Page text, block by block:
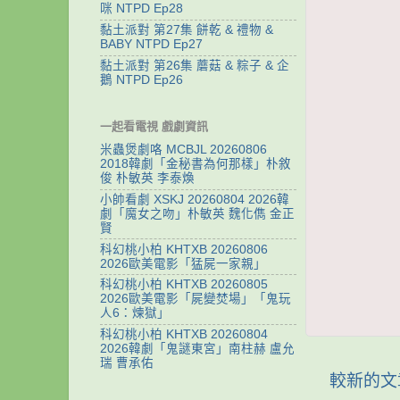
較新的
咪 NTPD Ep28
黏土派對 第27集 餅乾 & 禮物 &
BABY NTPD Ep27
黏土派對 第26集 蘑菇 & 粽子 & 企
鵝 NTPD Ep26
一起看電視 戲劇資訊
米蟲煲劇咯 MCBJL 20260806
2018韓劇「金秘書為何那樣」朴敘
俊 朴敏英 李泰煥
小帥看劇 XSKJ 20260804 2026韓
劇「魔女之吻」朴敏英 魏化儁 金正
賢
科幻桃小柏 KHTXB 20260806
2026歐美電影「猛屍一家親」
科幻桃小柏 KHTXB 20260805
2026歐美電影「屍變焚場」「鬼玩
人6：煉獄」
科幻桃小柏 KHTXB 20260804
2026韓劇「鬼謎東宮」南柱赫 盧允
瑞 曹承佑